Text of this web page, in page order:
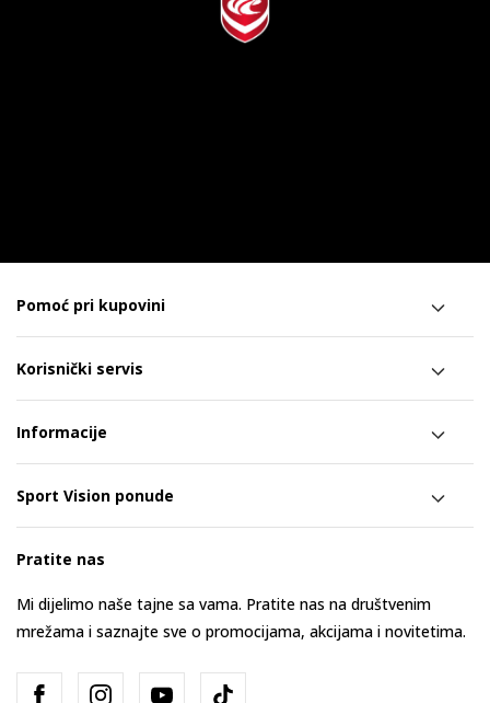
Pomoć pri kupovini
Korisnički servis
Informacije
Sport Vision ponude
Pratite nas
Mi dijelimo naše tajne sa vama. Pratite nas na društvenim
mrežama i saznajte sve o promocijama, akcijama i novitetima.